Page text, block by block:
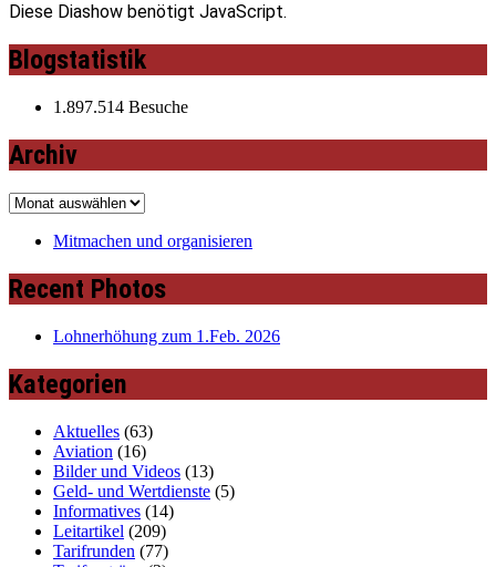
Diese Diashow benötigt JavaScript.
Blogstatistik
1.897.514 Besuche
Archiv
Archiv
Mitmachen und organisieren
Recent Photos
Lohnerhöhung zum 1.Feb. 2026
Kategorien
Aktuelles (63)
Aviation (16)
Bilder und Videos (13)
Geld- und Wertdienste (5)
Informatives (14)
Leitartikel (209)
Tarifrunden (77)